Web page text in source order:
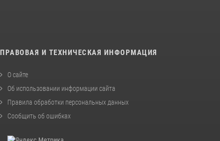
ПРАВОВАЯ И ТЕХНИЧЕСКАЯ ИНФОРМАЦИЯ
О сайте
Об использовании информации сайта
Правила обработки персональных данных
Сообщить об ошибках